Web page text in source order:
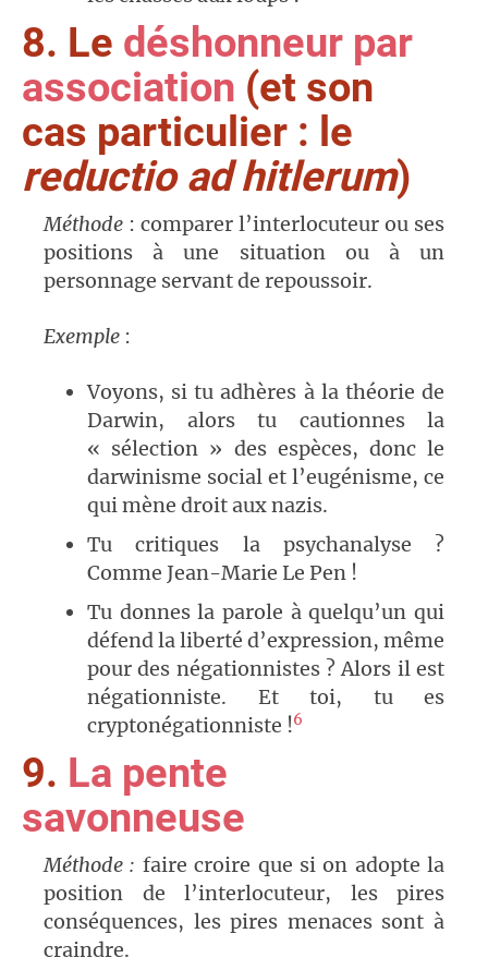
8. Le déshonneur par
association (et son
cas particulier : le
reductio ad hitlerum)
Méthode : comparer l’interlocuteur ou ses
positions à une situation ou à un
personnage servant de repoussoir.
Exemple :
Voyons, si tu adhères à la théorie de
Darwin, alors tu cautionnes la
« sélection » des espèces, donc le
darwinisme social et l’eugénisme, ce
qui mène droit aux nazis.
Tu critiques la psychanalyse ?
Comme Jean-Marie Le Pen !
Tu donnes la parole à quelqu’un qui
défend la liberté d’expression, même
pour des négationnistes ? Alors il est
négationniste. Et toi, tu es
cryptonégationniste !6
9. La pente
savonneuse
Méthode : faire croire que si on adopte la
position de l’interlocuteur, les pires
conséquences, les pires menaces sont à
craindre.